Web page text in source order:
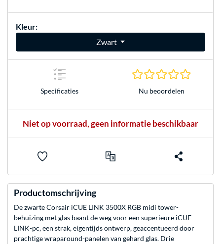
Kleur:
Zwart
Specificaties Nu beoordelen
Niet op voorraad, geen informatie beschikbaar
Productomschrijving
De zwarte Corsair iCUE LINK 3500X RGB midi tower-
behuizing met glas baant de weg voor een superieure iCUE
LINK-pc, een strak, eigentijds ontwerp, geaccentueerd door
prachtige wraparound-panelen van gehard glas. Drie